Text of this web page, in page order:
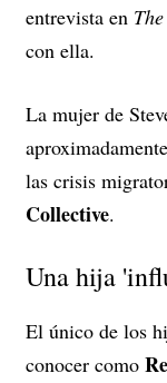
entrevista en
con ella.
La mujer de
las crisis
Collective.
Una hija
El único de los
conocer como